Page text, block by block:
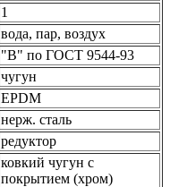
1
вода, пар, воздух
"В" по ГОСТ 9544-93
чугун
EPDM
нерж. сталь
редуктор
ковкий чугун с
покрытием (хром)